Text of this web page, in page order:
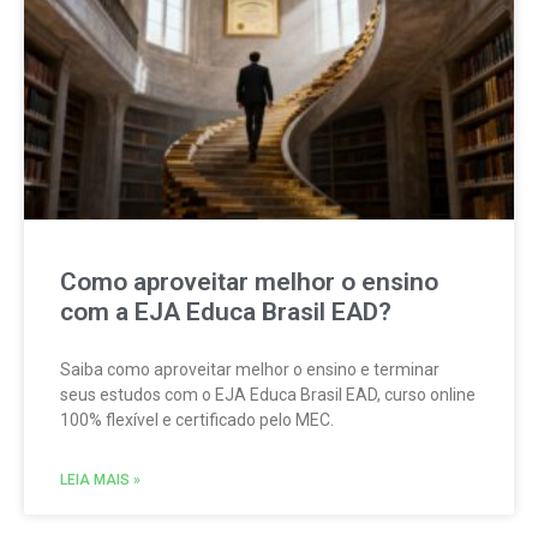
Como aproveitar melhor o ensino
com a EJA Educa Brasil EAD?
Saiba como aproveitar melhor o ensino e terminar
seus estudos com o EJA Educa Brasil EAD, curso online
100% flexível e certificado pelo MEC.
LEIA MAIS »